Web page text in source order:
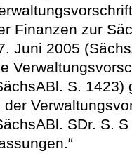
Finanzen zur
Juni 2005
S. 1423)
der
SDr. S.